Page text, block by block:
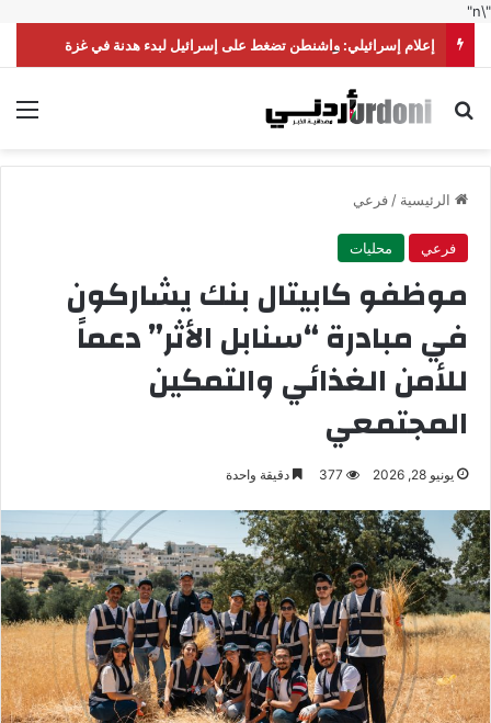
"\n"
إعلام إسرائيلي: واشنطن تضغط على إسرائيل لبدء هدنة في غزة
بحث عن
الرئيسية /فرعي
فرعي محليات
موظفو كابيتال بنك يشاركون
في مبادرة “سنابل الأثر” دعماً
للأمن الغذائي والتمكين
المجتمعي
يونيو 28, 2026 377 دقيقة واحدة